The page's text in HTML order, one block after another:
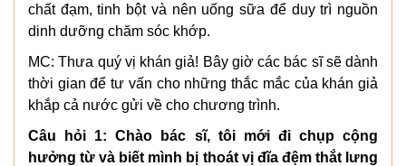
chất đạm, tinh bột và nên uống sữa để duy trì nguồn
dinh dưỡng chăm sóc khớp.
MC: Thưa quý vị khán giả! Bây giờ các bác sĩ sẽ dành
thời gian để tư vấn cho những thắc mắc của khán giả
khắp cả nước gửi về cho chương trình.
Câu hỏi 1: Chào bác sĩ, tôi mới đi chụp cộng
hưởng từ và biết mình bị thoát vị đĩa đệm thắt lưng